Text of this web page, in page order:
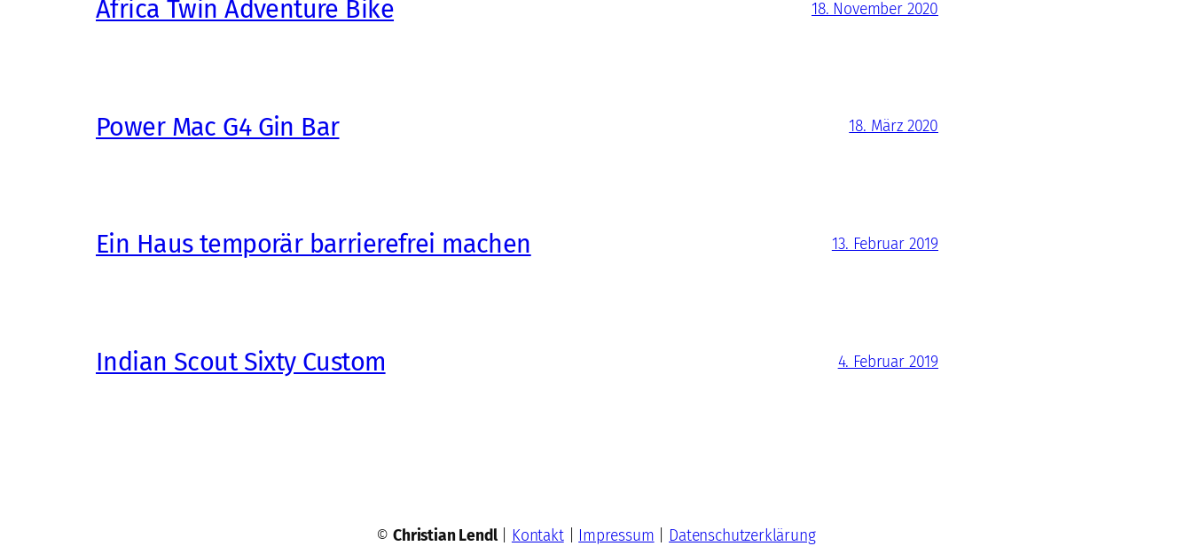
Africa Twin Adventure Bike 18. November 2020
Power Mac G4 Gin Bar 18. März 2020
Ein Haus temporär barrierefrei machen 13. Februar 2019
Indian Scout Sixty Custom 4. Februar 2019
©Christian Lendl| Kontakt| Impressum Datenschutzerklärung